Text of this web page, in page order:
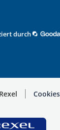
durch
Cookies